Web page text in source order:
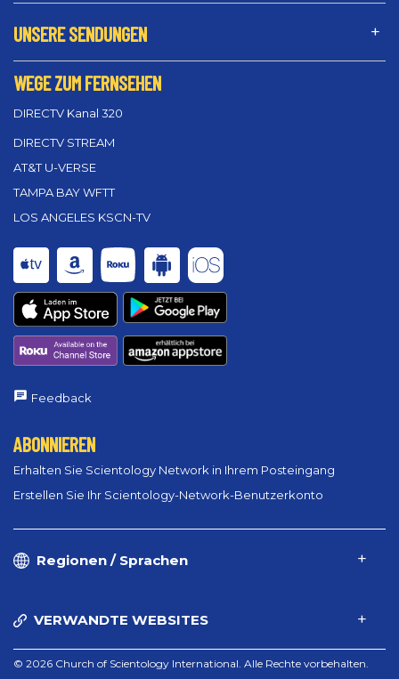
UNSERE SENDUNGEN
WEGE ZUM FERNSEHEN
DIRECTV Kanal 320
DIRECTV STREAM
AT&T U-VERSE
TAMPA BAY WFTT
LOS ANGELES KSCN-TV
Feedback
ABONNIEREN
Erhalten Sie Scientology Network in Ihrem Posteingang
Erstellen Sie Ihr Scientology-Network-Benutzerkonto
Regionen / Sprachen
VERWANDTE WEBSITES
© 2026 Church of Scientology International. Alle Rechte vorbehalten.